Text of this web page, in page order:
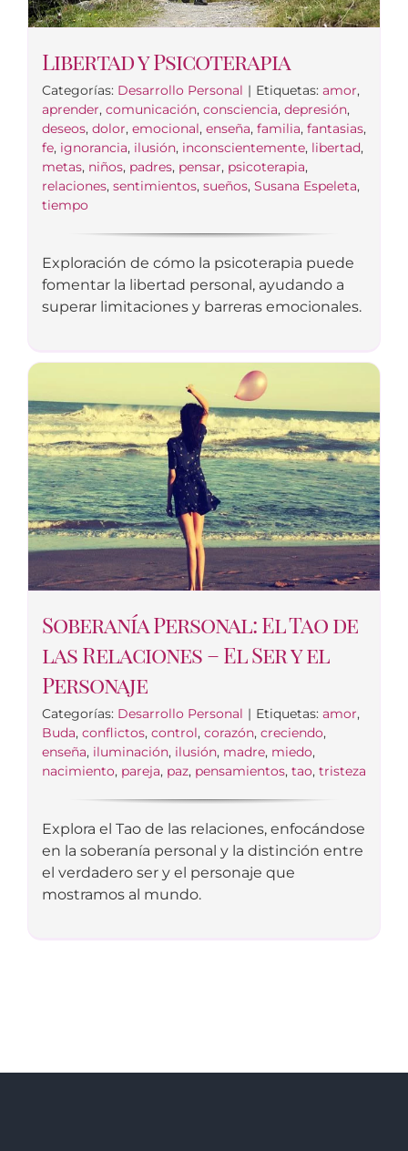
Libertad y Psicoterapia
Categorías: Desarrollo Personal | Etiquetas: amor,
aprender, comunicación, consciencia, depresión,
deseos, dolor, emocional, enseña, familia, fantasias,
fe, ignorancia, ilusión, inconscientemente, libertad,
metas, niños, padres, pensar, psicoterapia,
relaciones, sentimientos, sueños, Susana Espeleta,
tiempo
Exploración de cómo la psicoterapia puede
fomentar la libertad personal, ayudando a
superar limitaciones y barreras emocionales.
Soberanía Personal: El Tao de
las Relaciones – El Ser y el
Personaje
Categorías: Desarrollo Personal | Etiquetas: amor,
Buda, conflictos, control, corazón, creciendo,
enseña, iluminación, ilusión, madre, miedo,
nacimiento, pareja, paz, pensamientos, tao, tristeza
Explora el Tao de las relaciones, enfocándose
en la soberanía personal y la distinción entre
el verdadero ser y el personaje que
mostramos al mundo.